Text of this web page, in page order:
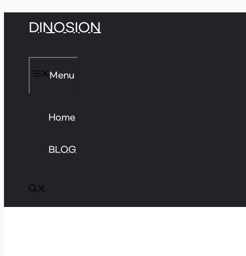
DINOSION
Menu
Home
BLOG